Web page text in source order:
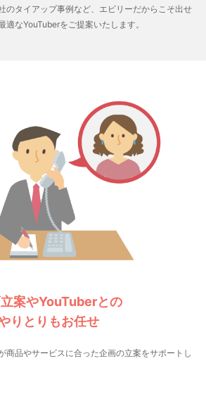
のタイアップ事例など、エビリーだからこそ出せ
適なYouTuberをご提案いたします。
案やYouTuberとの
りとりもお任せ
商品やサービスに合った企画の立案をサポートし